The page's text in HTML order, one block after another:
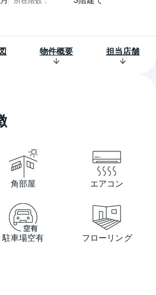
物件概要 担当店舗
角部屋 エアコン
駐車場空有 フローリング